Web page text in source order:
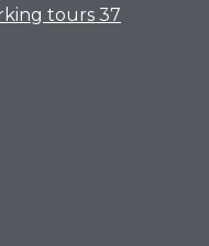
tours 37